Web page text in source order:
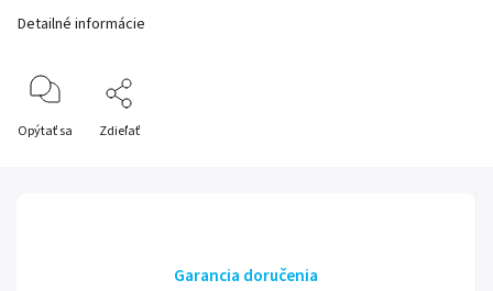
Detailné informácie
Opýtať sa Zdieľať
Garancia doručenia